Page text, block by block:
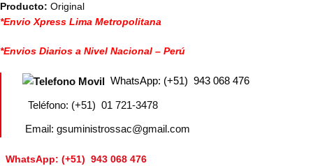
Producto: Original
*Envio Xpress Lima Metropolitana
*Envios Diarios a Nivel Nacional – Perú
WhatsApp: (+51) 943 068 476
Teléfono: (+51) 01 721-3478
Email: gsuministrossac@gmail.com
WhatsApp: (+51) 943 068 476